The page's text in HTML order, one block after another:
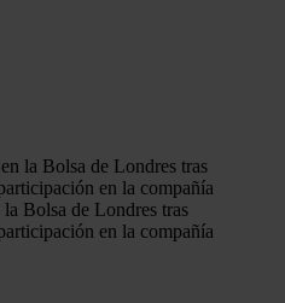
Bolsa de Londres tras
en la compañía